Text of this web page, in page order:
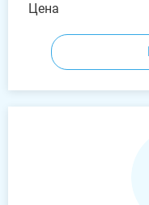
Цена